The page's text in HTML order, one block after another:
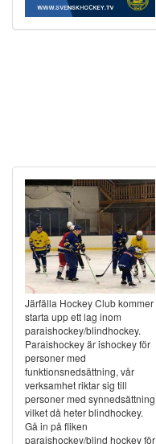
Järfälla Hockey Club kommer
starta upp ett lag inom
paraishockey/blindhockey.
Paraishockey är ishockey för
personer med
funktionsnedsättning, vår
verksamhet riktar sig till
personer med synnedsättning
vilket då heter blindhockey.
Gå in på fliken
paraishockey/blind hockey för